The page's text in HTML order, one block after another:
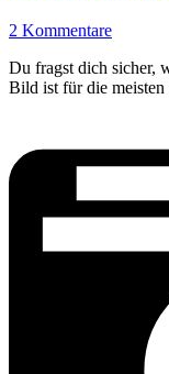
2 Kommentare
Du fragst dich sicher,
Bild ist für die